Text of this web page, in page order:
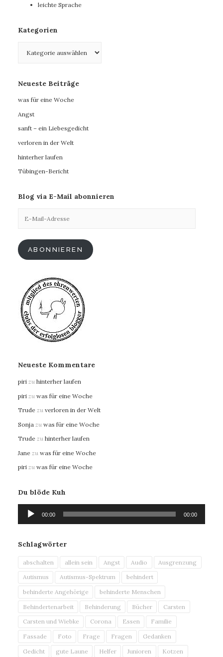
leichte Sprache
Kategorien
Neueste Beiträge
was für eine Woche
Angst
sanft – ein Liebesgedicht
verloren in der Welt
hinterher laufen
Tübingen-Bericht
Blog via E-Mail abonnieren
Mail-
ABONNIEREN
Neueste Kommentare
piri zu hinterher laufen
piri zu was für eine Woche
Trude zu verloren in der Welt
Sonja zu was für eine Woche
Trude zu hinterher laufen
Jane zu was für eine Woche
piri zu was für eine Woche
Du blöde Kuh
Audio-
Player
00:00 00:00
Schlagwörter
abschalten allein sein Angst Audio
Ausgrenzung
Autismus
Autismus-Spektrum
behindert
behinderte Angehörige
behinderte Menschen
Behindertenarbeit
Behinderung Bücher
Carsten
Carsten und Wiebke
Corona Essen
Familie
Fassade
Foto Frage Fragen
Gedanken
Gedicht
gute Laune Helfer Junioren Kotzen